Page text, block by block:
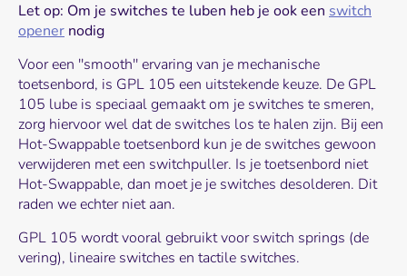
Let op: Om je switches te luben heb je ook een switch
opener nodig
Voor een ''smooth'' ervaring van je mechanische
toetsenbord, is GPL 105 een uitstekende keuze. De GPL
105 lube is speciaal gemaakt om je switches te smeren,
zorg hiervoor wel dat de switches los te halen zijn. Bij een
Hot-Swappable toetsenbord kun je de switches gewoon
verwijderen met een switchpuller. Is je toetsenbord niet
Hot-Swappable, dan moet je je switches desolderen. Dit
raden we echter niet aan.
GPL 105 wordt vooral gebruikt voor switch springs (de
vering), lineaire switches en tactile switches.